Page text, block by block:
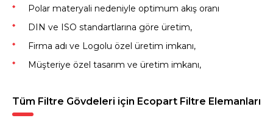
Polar materyali nedeniyle optimum akış oranı
DIN ve ISO standartlarına göre üretim,
Firma adı ve Logolu özel üretim imkanı,
Müşteriye özel tasarım ve üretim imkanı,
Tüm Filtre Gövdeleri için Ecopart Filtre Elemanları